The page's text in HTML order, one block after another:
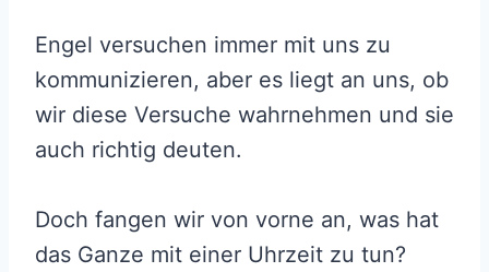
Engel versuchen immer mit uns zu
kommunizieren, aber es liegt an uns, ob
wir diese Versuche wahrnehmen und sie
auch richtig deuten.
Doch fangen wir von vorne an, was hat
das Ganze mit einer Uhrzeit zu tun?